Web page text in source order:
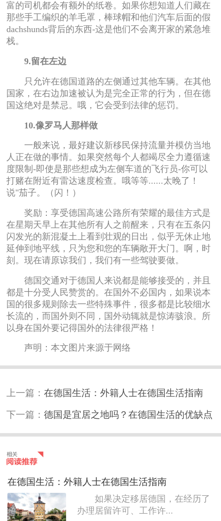
富的司机都会有额外的纸卷。如果你想知道人们藏在
那些手工编织的羊毛罩，棒球帽和他们汽车后面的假
dachshunds背后的东西-这是他们不会离开家的紧急堆
栈。
9.留在左边
只允许在德国道路的左侧通过其他车辆。在其他
国家，在右边加速被认为是完全正常的行为，但在德
国这绝对是禁忌。哦，它会受到法律的惩罚。
10.像罗马人那样做
一般来说，最好建议新移民保持流量并模仿当地
人正在做的事情。如果突然每个人都竭尽全力遵循速
度限制-即使是那些想成为左侧车道的飞行员-你可以
打赌在附近有雷达速度检查。哦等等......太晚了！
说"茄子。（闪！）
奖励：享受德国高速公路所有荣耀的最佳方式是
在星期天早上在其他所有人之前醒来，只有在五条闪
闪发光的新混凝土上看到壮观的日出，似乎无休止地
延伸到地平线，只为您和您的车辆敞开大门。啊，时
刻。现在请原谅我们，我们有一些驾驶要做。
德国交通对于德国人来说都是能够接受的，并且
都是十分受人民赞赏的。在国外不必国内，如果说本
国的很多规则除去一些特殊事件，很多都是比较细水
长流的，而国外则不同，国外动辄就是惊涛骇浪。所
以身在国外要记得国外的法律很严格！
声明：本文图片来源于网络
上一篇：在德国生活：外籍人士在德国生活指南
下一篇：德国是宜居之地吗？在德国生活的优缺点
在德国生活：外籍人士在德国生活指南
如果决定移居德国，在经历了
办理居留许可、工作许...